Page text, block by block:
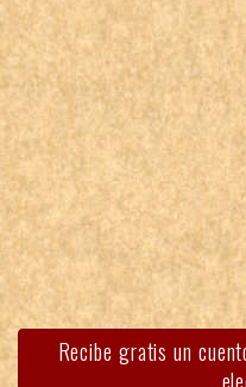
Recibe gratis un